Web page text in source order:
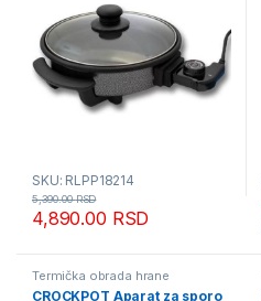
SKU: RLPP18214
4,890.00 RSD
5,390.00RSD
Termička obrada hrane
CROCKPOT Aparat za sporo